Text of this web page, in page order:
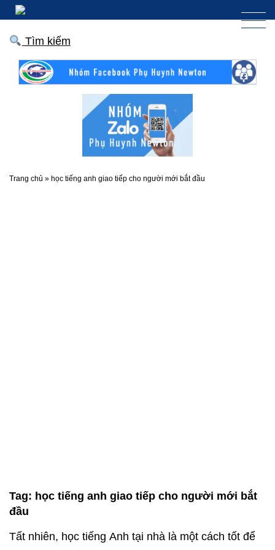
Tìm kiếm
Trang chủ » học tiếng anh giao tiếp cho người mới bắt đầu
Tag: học tiếng anh giao tiếp cho người mới bắt
đầu
Tất nhiên, học tiếng Anh tại nhà là một cách tốt để